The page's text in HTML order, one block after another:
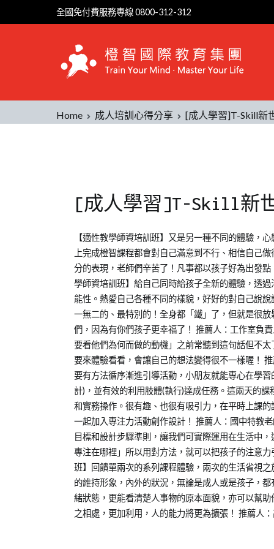
全國免付費服務專線 0800-312-312
Home 成人培訓心得分享 [成人學習]T-Skill新
[成人學習]T-Skill新
Posted
on
2012-
07-
11
Posted
in
成
人
培
心
得
分
享
Tagged
學
習
分
享
【適性教學師資培訓班】又是另一種不同的體驗，
上完成橙智課程都會對自己滿意到不行、相信自己
分的表現，老師們辛苦了！凡事都以孩子好為出發
學師資培訓班】給自己同時給孩子全新的體驗，透
能性。熱愛自己各種不同的樣貌，好好的對自己說
一無二的、最特別的！全身都「鐵」了，但就是很
們，因為有你們孩子更幸福了！ 推薦人：工作室負
要看他們為何而做的動機」之前常聽到這句話但不
要來體驗看看，會讓自己的想法變得很不一樣喔！
要有方法循序漸進引導活動，小朋友就能專心在學
計)，並有效的利用肢體(執行)達成任務。這兩天的
和實務操作。很有趣、也很有吸引力，在平時上課
一起加入專注力活動創作設計！ 推薦人：國中特教
目標和設計步驟準則，讓我們可實際運用在生活中
專注在哪裡」所以用對方法，就可以把孩子的注意
班】回饋單兩次的系列課程體驗，兩次的生活省視
的維持形象，內外的狀況，無論是成人或是孩子，
緒狀態，更能看清楚人事物的原本面貌，亦可以幫
之相處，更加利用，人的能力將更為擴張！ 推薦人